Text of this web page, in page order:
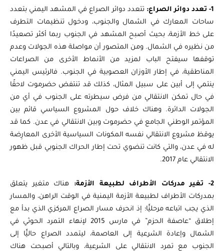
تتعدد دوائر الصراع في المشهد اليمني بتعدد
ساحات المعارك في الشمال والجنوب، ودخول تنظيمات التطرف
على خط الأزمة، بحيث أصبح المشهد في الجنوب ربما أكثر تصعيدًا
من نظيره في الشمال. ومن المتصور أن مواصلة هذه الجولات وعدم
توقفها سيفتح الباب لمزيد من الأنماط الأخرى من الصراعات
المناطقية، في إطار الأوزان العصوبية في الجنوب. فالرئيس اليمني
ينتمي إلى أبين على سبيل المثال، كذلك قد تنتفض حضرموت لاحقًا
في حال تمكن الانتقالي من فرض سيطرته على الجنوب في أي من
الجولات الدائرة. وهناك خلاف حول المشروع السياسي قائم بين
المؤتمر الوطني الجامع في حضرموت وبين الانتقالي في عدن. كما قد
يوقظ مشروع الانتقالي نفسه المكونات السياسية الأخرى المعارِضة
له في عدن، والتي كانت تنضوي تحت إطار الحراك الجنوبي قبل ظهور
الانتقالي عام 2017.
هناك متغير يتعلق
بمدركات الأطراف لطبيعة الأزمة اليمنية في الوقت الراهن، والمسار
الذي يجب اتباعه مرحليًّا؛ إذ انحرف مسار الصراع المركزي الذي بدأ مع
إطلاق “عاصفة الحزم” في مارس 2015 لإنهاء التمرد الحوثي في
الشمال وإعادة الشرعية إلى العاصمة، ليتمدد الصراع حاليًّا إلى
الجنوب مع تمرد الانتقالي على الشرعية، وبالتالي أصبحت هناك